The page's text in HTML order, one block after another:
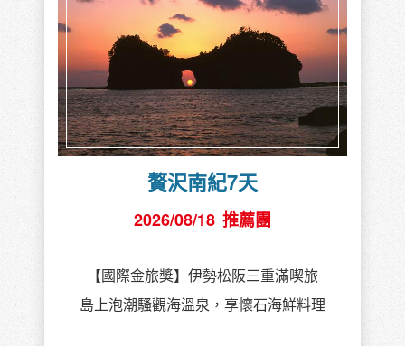
贅沢南紀7天
2026/08/18 推薦團
【國際金旅獎】伊勢松阪三重滿喫旅
島上泡潮騷觀海溫泉，享懷石海鮮料理